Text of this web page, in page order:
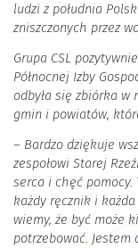
ludzi z południa
zniszczonych przez
Grupa CSL
Północnej Izby
odbyła się zbiórka w
gmin i powiatów,
– Bardzo dziękuje
zespołowi Starej
serca i chęć
każdy ręcznik i
wiemy, że być może
potrzebować.